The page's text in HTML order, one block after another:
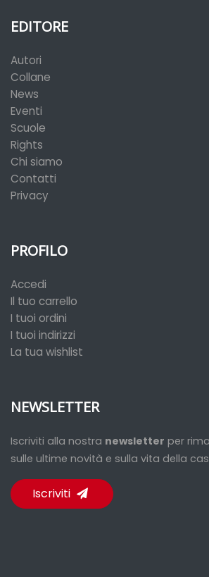
EDITORE
Autori
Collane
News
Eventi
Scuole
Rights
Chi siamo
Contatti
Privacy
PROFILO
Accedi
Il tuo carrello
I tuoi ordini
I tuoi indirizzi
La tua wishlist
NEWSLETTER
Iscriviti alla nostra newsletter per
sulle ultime novità e sulla vita della
Iscriviti